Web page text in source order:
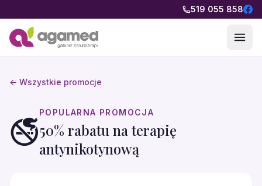
519 055 858
← Wszystkie promocje
🚭
POPULARNA PROMOCJA
50% rabatu na terapię
antynikotynową